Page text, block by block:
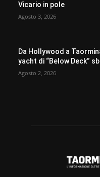
Vicario in pole
Agosto 3, 2026
Da Hollywood a
yacht di “Below Deck”
Agosto 2, 2026